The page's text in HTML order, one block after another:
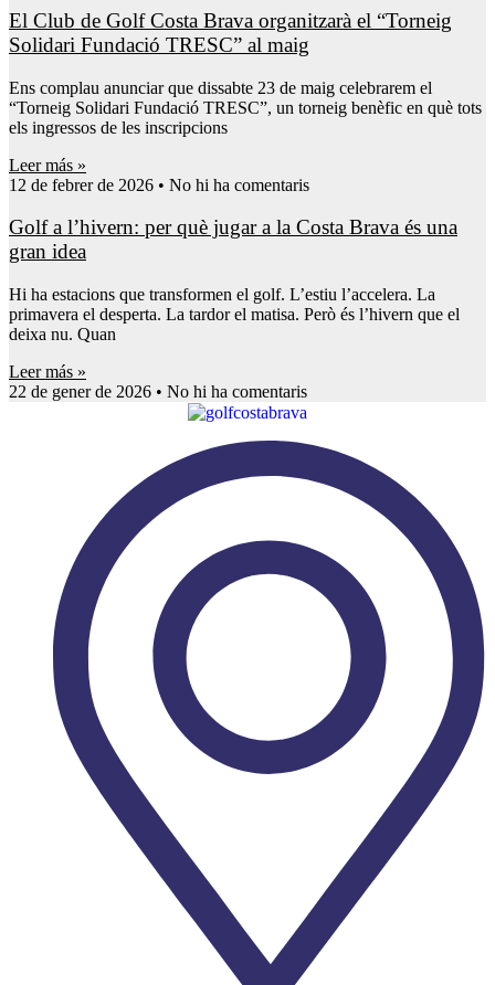
El Club de Golf Costa Brava organitzarà el “Torneig
Solidari Fundació TRESC” al maig
Ens complau anunciar que dissabte 23 de maig celebrarem el
“Torneig Solidari Fundació TRESC”, un torneig benèfic en què tots
els ingressos de les inscripcions
Leer más »
12 de febrer de 2026
No hi ha comentaris
Golf a l’hivern: per què jugar a la Costa Brava és una
gran idea
Hi ha estacions que transformen el golf. L’estiu l’accelera. La
primavera el desperta. La tardor el matisa. Però és l’hivern que el
deixa nu. Quan
Leer más »
22 de gener de 2026
No hi ha comentaris